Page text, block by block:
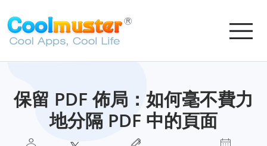
保留 PDF 佈局：如何毫不費力
地分隔 PDF 中的頁面